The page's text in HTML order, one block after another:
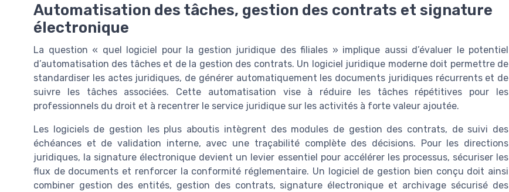
Automatisation des tâches, gestion des contrats et signature
électronique
La question « quel logiciel pour la gestion juridique des filiales » implique aussi d’évaluer le potentiel
d’automatisation des tâches et de la gestion des contrats. Un logiciel juridique moderne doit permettre de
standardiser les actes juridiques, de générer automatiquement les documents juridiques récurrents et de
suivre les tâches associées. Cette automatisation vise à réduire les tâches répétitives pour les
professionnels du droit et à recentrer le service juridique sur les activités à forte valeur ajoutée.
Les logiciels de gestion les plus aboutis intègrent des modules de gestion des contrats, de suivi des
échéances et de validation interne, avec une traçabilité complète des décisions. Pour les directions
juridiques, la signature électronique devient un levier essentiel pour accélérer les processus, sécuriser les
flux de documents et renforcer la conformité réglementaire. Un logiciel de gestion bien conçu doit ainsi
combiner gestion des entités, gestion des contrats, signature électronique et archivage sécurisé des